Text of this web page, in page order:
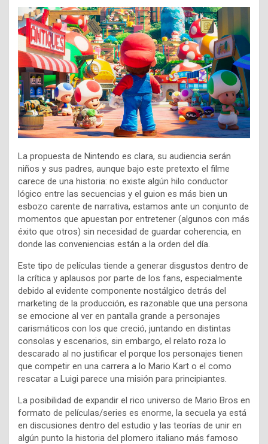
La propuesta de Nintendo es clara, su audiencia serán
niños y sus padres, aunque bajo este pretexto el filme
carece de una historia: no existe algún hilo conductor
lógico entre las secuencias y el guion es más bien un
esbozo carente de narrativa, estamos ante un conjunto de
momentos que apuestan por entretener (algunos con más
éxito que otros) sin necesidad de guardar coherencia, en
donde las conveniencias están a la orden del día.
Este tipo de películas tiende a generar disgustos dentro de
la crítica y aplausos por parte de los fans, especialmente
debido al evidente componente nostálgico detrás del
marketing de la producción, es razonable que una persona
se emocione al ver en pantalla grande a personajes
carismáticos con los que creció, juntando en distintas
consolas y escenarios, sin embargo, el relato roza lo
descarado al no justificar el porque los personajes tienen
que competir en una carrera a lo Mario Kart o el como
rescatar a Luigi parece una misión para principiantes.
La posibilidad de expandir el rico universo de Mario Bros en
formato de películas/series es enorme, la secuela ya está
en discusiones dentro del estudio y las teorías de unir en
algún punto la historia del plomero italiano más famoso